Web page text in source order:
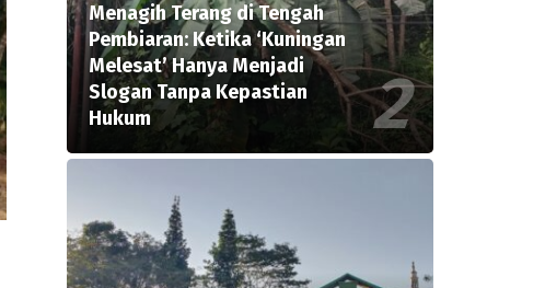
Menagih Terang di Tengah
Pembiaran: Ketika ‘Kuningan
Melesat’ Hanya Menjadi
Slogan Tanpa Kepastian
Hukum